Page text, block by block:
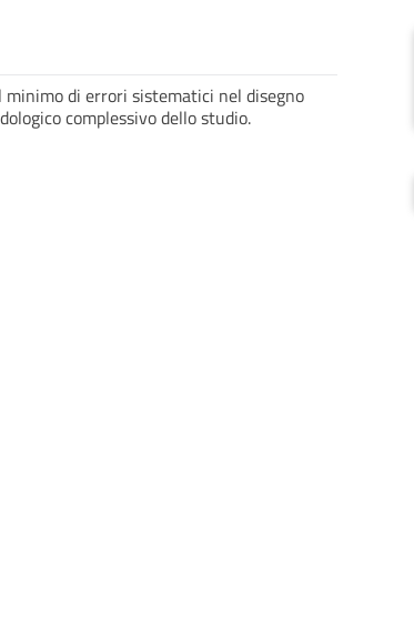
di errori sistematici nel disegno
complessivo dello studio.